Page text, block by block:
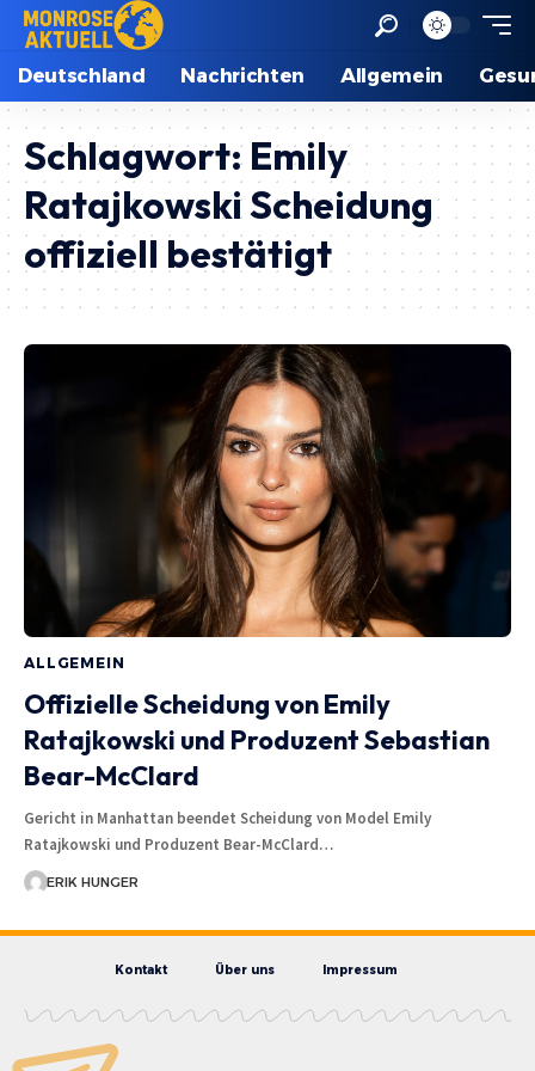
Deutschland Nachrichten Allgemein
Schlagwort: Emily
Ratajkowski Scheidung
offiziell bestätigt
ALLGEMEIN
Offizielle Scheidung von Emily
Ratajkowski und Produzent Sebastian
Bear-McClard
Gericht in Manhattan beendet Scheidung von Model Emily
Ratajkowski und Produzent Bear-McClard…
ERIK HUNGER
Kontakt Über uns Impressum